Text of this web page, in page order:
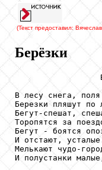
(Текст предоставил:
Берёзки
В лесу снега,
Березки пляшут по
Бегут-спешат,
Торопятся за
Бегут - боятся
И отстают,
Мелькают чудо-
И полустанки